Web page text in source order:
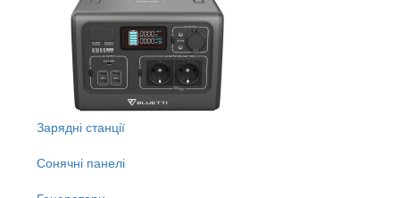
Зарядні станції
Сонячні панелі